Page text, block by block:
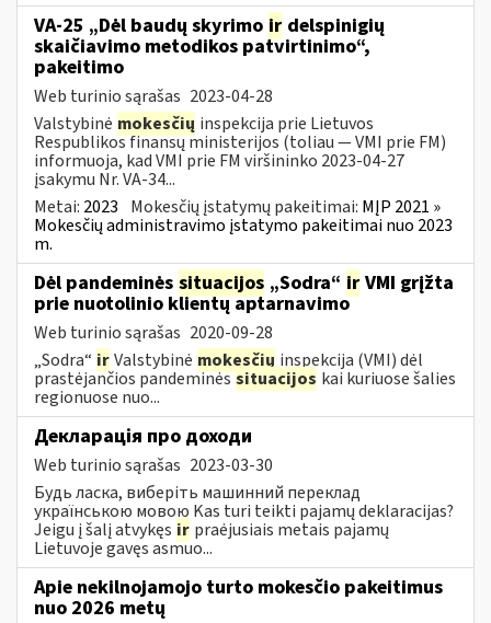
VA-25 „Dėl baudų skyrimo ir delspinigių
skaičiavimo metodikos patvirtinimo“,
pakeitimo
Web turinio sąrašas 2023-04-28
Valstybinė mokesčių inspekcija prie Lietuvos
Respublikos finansų ministerijos (toliau ― VMI prie FM)
informuoja, kad VMI prie FM viršininko 2023-04-27
įsakymu Nr. VA-34...
Metai: 2023 Mokesčių įstatymų pakeitimai: MĮP 2021 »
Mokesčių administravimo įstatymo pakeitimai nuo 2023
m.
Dėl pandeminės situacijos „Sodra“ ir VMI grįžta
prie nuotolinio klientų aptarnavimo
Web turinio sąrašas 2020-09-28
„Sodra“ irValstybinė mokesčių inspekcija (VMI) dėl
prastėjančios pandeminėssituacijos kai kuriuose šalies
regionuose nuo...
Декларація про доходи
Web turinio sąrašas 2023-03-30
Будь ласка, виберіть машинний переклад
українською мовою Kas turi teikti pajamų deklaracijas?
Jeigu į šalį atvykęs ir praėjusiais metais pajamų
Lietuvoje gavęs asmuo...
Apie nekilnojamojo turto mokesčio pakeitimus
nuo 2026 metų